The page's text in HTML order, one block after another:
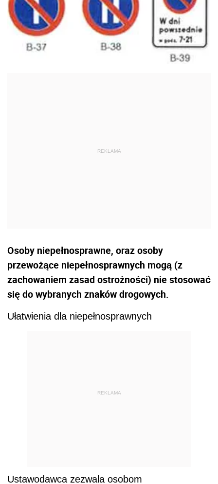
Osoby niepełnosprawne, oraz osoby
przewożące niepełnosprawnych mogą (z
zachowaniem zasad ostrożności) nie stosować
się do wybranych znaków drogowych.
Ułatwienia dla niepełnosprawnych
REKLAMA
Ustawodawca zezwala osobom